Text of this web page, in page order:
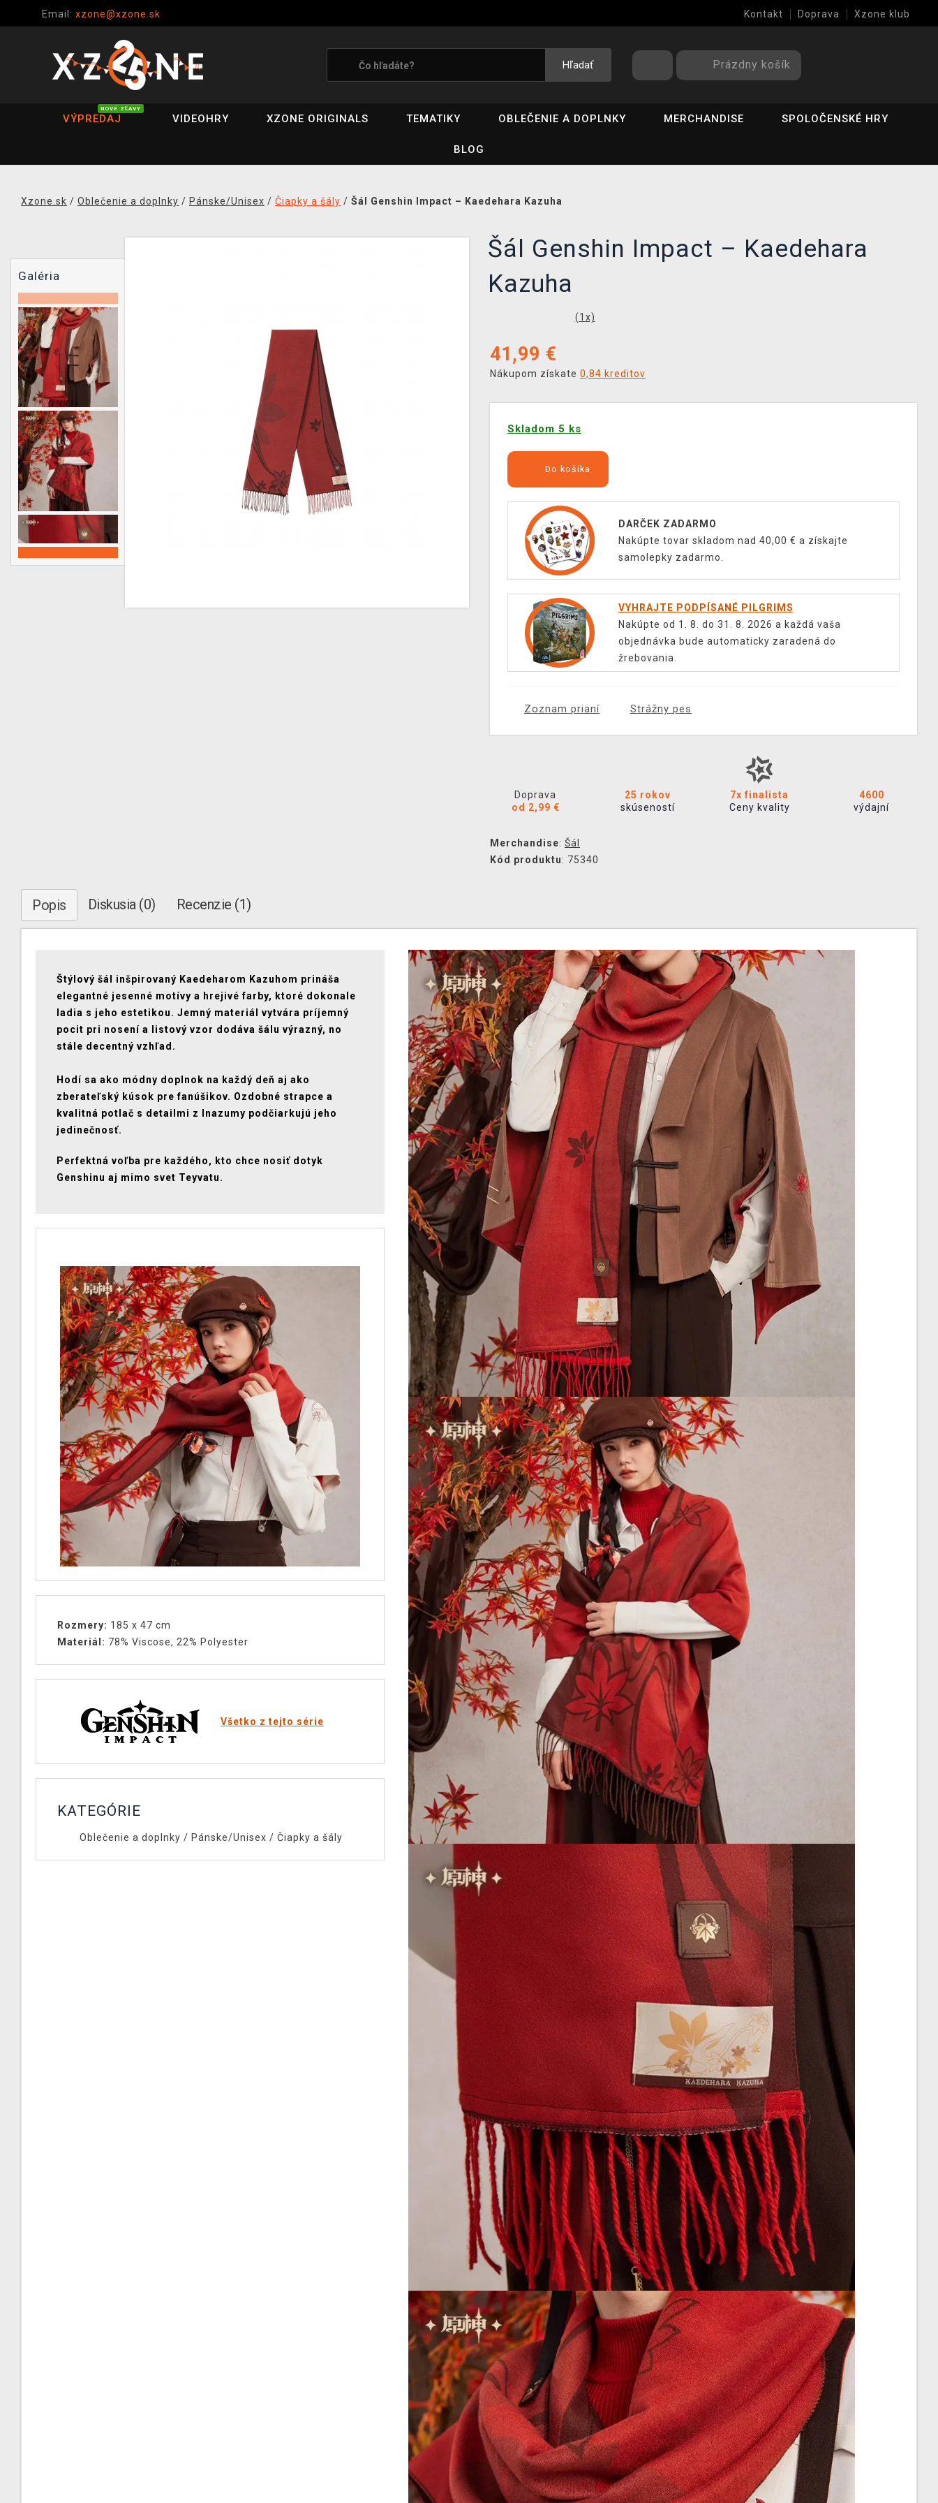
Email: xzone@xzone.sk Kontakt Doprava Xzone klub
Hľadať Prázdny košík
VÝPREDAJ
NOVÉ ZĽAVY
VIDEOHRY XZONE ORIGINALS TEMATIKY OBLEČENIE A DOPLNKY MERCHANDISE SPOLOČENSKÉ HRY
BLOG
Xzone.sk / Oblečenie a doplnky / Pánske/Unisex / Čiapky a šály / Šál Genshin Impact – Kaedehara Kazuha
Galéria
Šál Genshin Impact – Kaedehara
Kazuha
(1 x)
41,99 €
Nákupom získate 0,84 kreditov
Skladom 5 ks
Do košíka
DARČEK ZADARMO
Nakúpte tovar skladom nad 40,00 € a získajte
samolepky zadarmo.
VYHRAJTE PODPÍSANÉ PILGRIMS
Nakúpte od 1. 8. do 31. 8. 2026 a každá vaša
objednávka bude automaticky zaradená do
žrebovania.
Zoznam prianí Strážny pes
Doprava
od 2,99 €
25 rokov
skúseností
7x finalista
Ceny kvality
4600
výdajní
Merchandise: Šál
Kód produktu: 75340
Popis Diskusia (0) Recenzie (1)
Štýlový šál inšpirovaný Kaedeharom Kazuhom prináša
elegantné jesenné motívy a hrejivé farby, ktoré dokonale
ladia s jeho estetikou. Jemný materiál vytvára príjemný
pocit pri nosení a listový vzor dodáva šálu výrazný, no
stále decentný vzhľad.
Hodí sa ako módny doplnok na každý deň aj ako
zberateľský kúsok pre fanúšikov. Ozdobné strapce a
kvalitná potlač s detailmi z Inazumy podčiarkujú jeho
jedinečnosť.
Perfektná voľba pre každého, kto chce nosiť dotyk
Genshinu aj mimo svet Teyvatu.
Rozmery: 185 x 47 cm
Materiál: 78% Viscose, 22% Polyester
Všetko z tejto série
KATEGÓRIE
Oblečenie a doplnky / Pánske/Unisex / Čiapky a šály